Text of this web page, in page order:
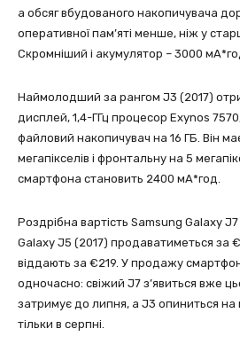
а обсяг вбудованого накопичувача
оперативної пам’яті менше, ніж у
Скромніший і акумулятор – 3000
Наймолодший за рангом J3 (2017)
дисплей, 1,4-ГГц процесор Exynos
файловий накопичувач на 16 ГБ. Він
мегапікселів і фронтальну на 5
смартфона становить 2400 мА*год.
Роздрібна вартість Samsung Galaxy
Galaxy J5 (2017) продаватиметься за
віддають за €219. У продажу
одночасно: свіжий J7 з’явиться вже
затримує до липня, а J3 опиниться на
тільки в серпні.